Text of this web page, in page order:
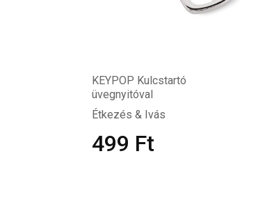
KEYPOP Kulcstartó
üvegnyitóval
Étkezés & Ivás
499 Ft